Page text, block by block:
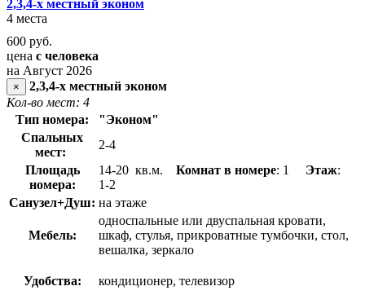
2,3,4-х местный эконом
4 места
600 руб.
цена с человека
на Август 2026
×
2,3,4-х местный эконом
Кол-во мест: 4
Тип номера:
"Эконом"
Спальных
мест:
2-4
Площадь
номера:
14-20 кв.м. Комнат в номере: 1 Этаж:
1-2
Санузел+Душ: на этаже
Мебель:
односпальные или двуспальная кровати,
шкаф, стулья, прикроватные тумбочки, стол,
вешалка, зеркало
Удобства: кондиционер, телевизор